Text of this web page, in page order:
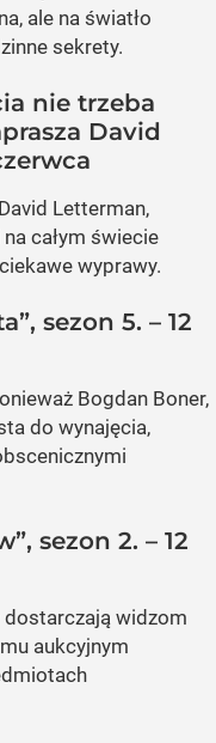
ale na światło
sekrety.
nie trzeba
David
Letterman,
całym świecie
wyprawy.
sezon 5. – 12
Bogdan Boner,
do wynajęcia,
sezon 2. – 12
dostarczają widzom
aukcyjnym